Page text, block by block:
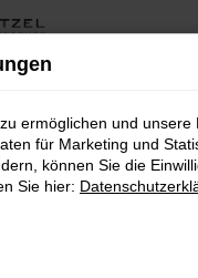
als auch
Seat Autohaus in
Preis.
ermöglichen und unsere
für Marketing und
können Sie die
Sie hier: